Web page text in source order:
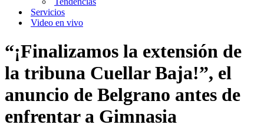
Servicios
Video en vivo
“¡Finalizamos la extensión de
la tribuna Cuellar Baja!”, el
anuncio de Belgrano antes de
enfrentar a Gimnasia